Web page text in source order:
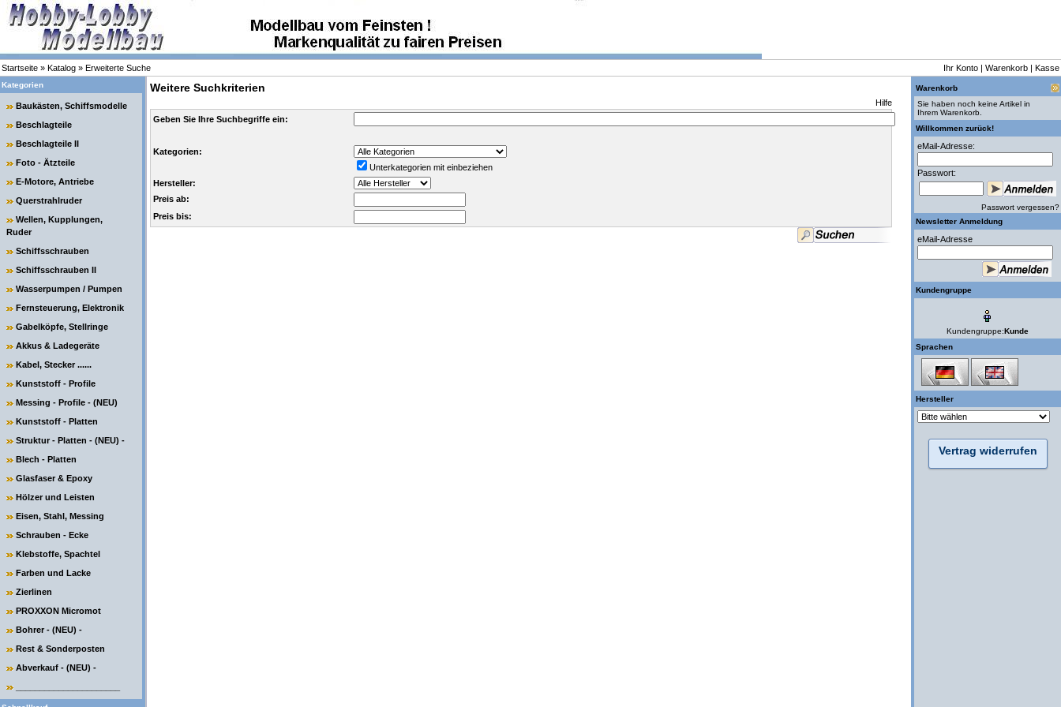
Startseite » Katalog » Erweiterte Suche Ihr Konto | Warenkorb | Kasse
Kategorien
Baukästen, Schiffsmodelle
Beschlagteile
Beschlagteile II
Foto - Ätzteile
E-Motore, Antriebe
Querstrahlruder
Wellen, Kupplungen,
Ruder
Schiffsschrauben
Schiffsschrauben II
Wasserpumpen / Pumpen
Fernsteuerung, Elektronik
Gabelköpfe, Stellringe
Akkus & Ladegeräte
Kabel, Stecker ......
Kunststoff - Profile
Messing - Profile - (NEU)
Kunststoff - Platten
Struktur - Platten - (NEU) -
Blech - Platten
Glasfaser & Epoxy
Hölzer und Leisten
Eisen, Stahl, Messing
Schrauben - Ecke
Klebstoffe, Spachtel
Farben und Lacke
Zierlinen
PROXXON Micromot
Bohrer - (NEU) -
Rest & Sonderposten
Abverkauf - (NEU) -
Weitere Suchkriterien
Hilfe
Geben Sie Ihre Suchbegriffe ein:
Kategorien:
Unterkategorien mit einbeziehen
Hersteller:
Preis ab:
Preis bis:
Warenkorb
Sie haben noch keine Artikel in
Ihrem Warenkorb.
Willkommen zurück!
eMail-Adresse:
Passwort:
Passwort vergessen?
Newsletter Anmeldung
eMail-Adresse
Kundengruppe
Kundengruppe:Kunde
Sprachen
Hersteller
Vertrag widerrufen